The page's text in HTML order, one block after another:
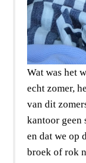
Wat was het
echt zomer,
van dit
kantoor geen
en dat we op
broek of rok